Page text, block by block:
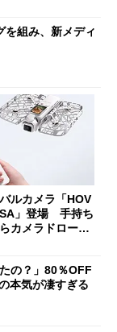
を組み、新メディ
ルカメラ「HOV
」登場 手持ち
カメラドローン
の？」80％OFF
本気が凄すぎる